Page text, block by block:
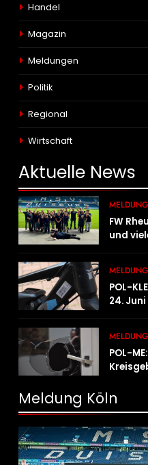
Handel
Magazin
Meldungen
Politik
Regional
Wirtschaft
Aktuelle News
FW
und
POL-
24.
POL-
Meldung Köln